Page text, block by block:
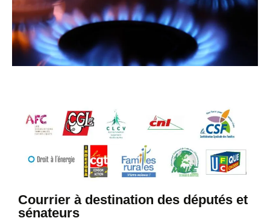
Courrier à destination des députés et
sénateurs